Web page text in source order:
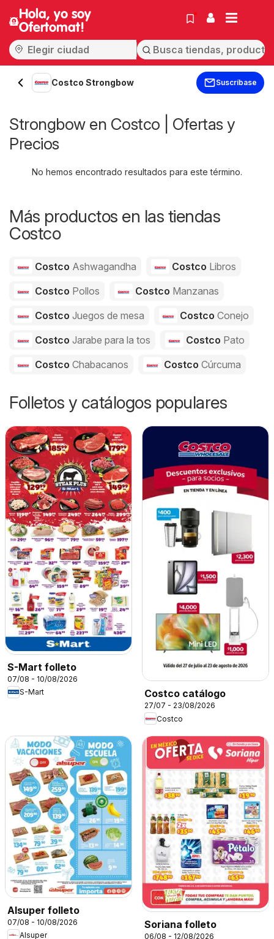
Hola, yo soy
Ofertomat!
Costco Strongbow Suscríbase
Strongbow en Costco | Ofertas y
Precios
No hemos encontrado resultados para este término.
Más productos en las tiendas
Costco
Costco Ashwagandha Costco Libros
Costco Pollos Costco Manzanas
Costco Juegos de mesa Costco Conejo
Costco Jarabe para la tos Costco Pato
Costco Chabacanos Costco Cúrcuma
Folletos y catálogos populares
S-Mart folleto
07/08 - 10/08/2026
S-Mart
Costco catálogo
27/07 - 23/08/2026
Costco
Alsuper folleto
07/08 - 10/08/2026
Alsuper
Soriana folleto
06/08 - 12/08/2026